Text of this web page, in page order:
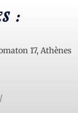
:
17, Athènes